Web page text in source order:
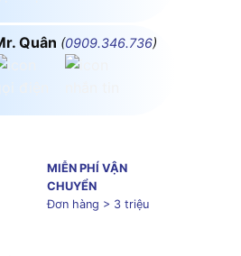
Quân (0909.346.736)
MIỄN PHÍ VẬN
CHUYỂN
Đơn hàng > 3 triệu